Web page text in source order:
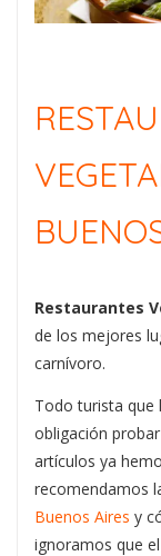
Restaurantes
de los mejores
carnívoro.
Todo turista que
obligación
artículos ya
recomendamos
Buenos Aires y
ignoramos que